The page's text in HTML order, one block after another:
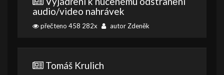
audio/video nahrávek
přečteno 458 282x autor Zdeněk
Tomáš Krulich